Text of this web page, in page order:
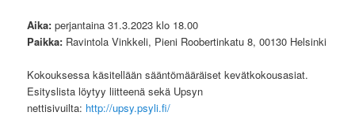
Aika: perjantaina 31.3.2023 klo 18.00
Paikka: Ravintola Vinkkeli, Pieni Roobertinkatu 8, 00130 Helsinki
Kokouksessa käsitellään sääntömääräiset kevätkokousasiat.
Esityslista löytyy liitteenä sekä Upsyn
nettisivuilta: http://upsy.psyli.fi/